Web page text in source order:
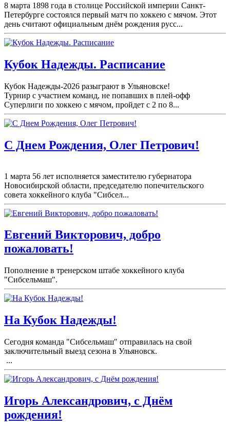
8 марта 1898 года в столице Российской империи Санкт-
Петербурге состоялся первый матч по хоккею с мячом. Этот
день считают официальным днём рождения русс...
Кубок Надежды. Расписание
Кубок Надежды-2026 разыграют в Ульяновске!
Турнир с участием команд, не попавших в плей-офф
Суперлиги по хоккею с мячом, пройдет с 2 по 8...
С Днем Рождения, Олег Петрович!
1 марта 56 лет исполняется заместителю губернатора
Новосибирской области, председателю попечительского
совета хоккейного клуба "Сибсел...
Евгений Викторович, добро
пожаловать!
Пополнение в тренерском штабе хоккейного клуба
"Сибсельмаш".
На Кубок Надежды!
Сегодня команда "Сибсельмаш" отправилась на свой
заключительный выезд сезона в Ульяновск.
...
Игорь Александрович, с Днём
рождения!